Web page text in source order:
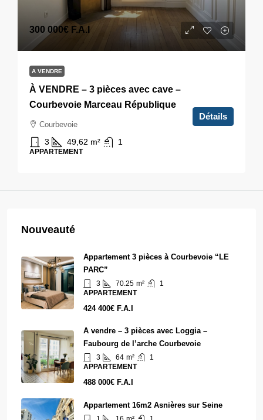
300 000€ F.A.I
A VENDRE
À VENDRE – 3 pièces avec cave –
Courbevoie Marceau République
Courbevoie
3 49,62 m² 1
APPARTEMENT
Détails
Nouveauté
Appartement 3 pièces à Courbevoie “LE
PARC”
3 70.25 m²
1
APPARTEMENT
424 400€ F.A.I
A vendre – 3 pièces avec Loggia –
Faubourg de l’arche Courbevoie
3 64 m²
1
APPARTEMENT
488 000€ F.A.I
Appartement 16m2 Asnières sur Seine